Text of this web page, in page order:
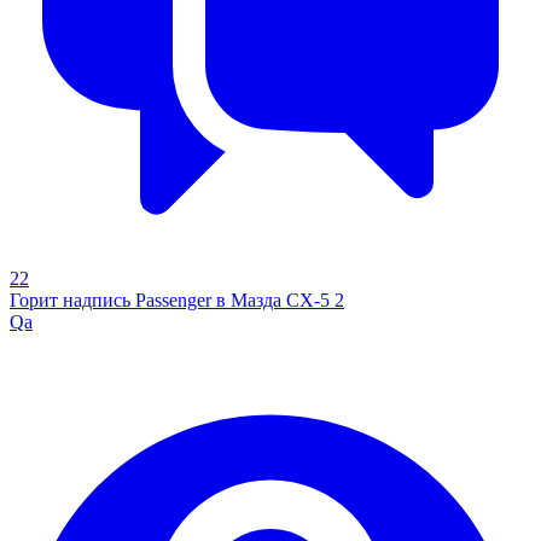
22
Горит надпись Passenger в Мазда СХ-5 2
Qa